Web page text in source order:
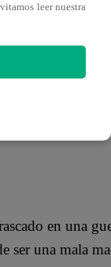
en una
ser una mala
leer nuestra